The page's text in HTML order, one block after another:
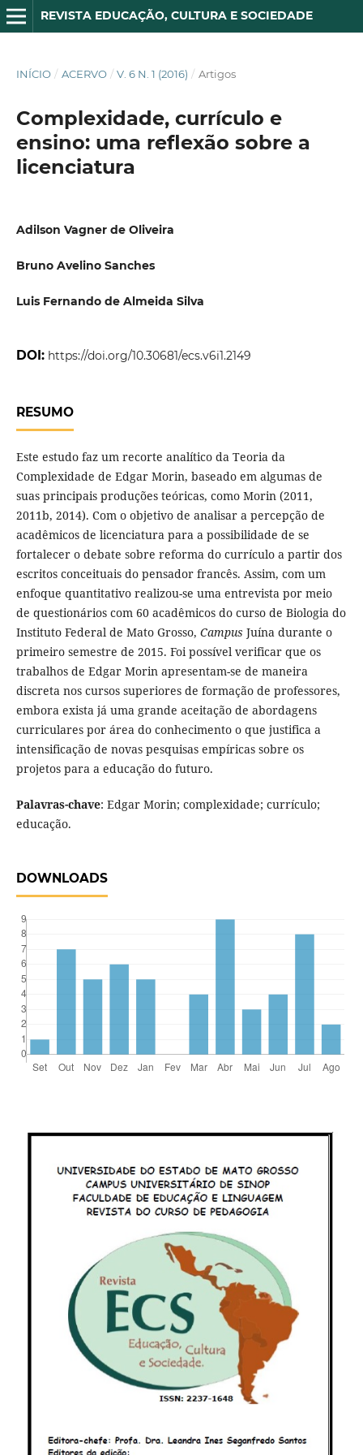
REVISTA EDUCAÇÃO, CULTURA E SOCIEDADE
INÍCIO / ACERVO / V. 6 N. 1 (2016) / Artigos
Complexidade, currículo e
ensino: uma reflexão sobre a
licenciatura
Adilson Vagner de Oliveira
Bruno Avelino Sanches
Luis Fernando de Almeida Silva
DOI: https://doi.org/10.30681/ecs.v6i1.2149
RESUMO
Este estudo faz um recorte analítico da Teoria da
Complexidade de Edgar Morin, baseado em algumas de
suas principais produções teóricas, como Morin (2011,
2011b, 2014). Com o objetivo de analisar a percepção de
acadêmicos de licenciatura para a possibilidade de se
fortalecer o debate sobre reforma do currículo a partir dos
escritos conceituais do pensador francês. Assim, com um
enfoque quantitativo realizou-se uma entrevista por meio
de questionários com 60 acadêmicos do curso de Biologia do
Instituto Federal de Mato Grosso, Campus Juína durante o
primeiro semestre de 2015. Foi possível verificar que os
trabalhos de Edgar Morin apresentam-se de maneira
discreta nos cursos superiores de formação de professores,
embora exista já uma grande aceitação de abordagens
curriculares por área do conhecimento o que justifica a
intensificação de novas pesquisas empíricas sobre os
projetos para a educação do futuro.
Palavras-chave: Edgar Morin; complexidade; currículo;
educação.
DOWNLOADS